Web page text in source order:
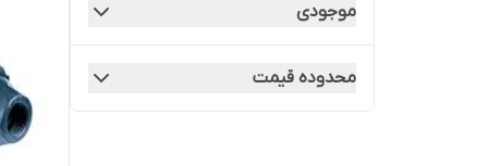
موجودی
محدوده قیمت